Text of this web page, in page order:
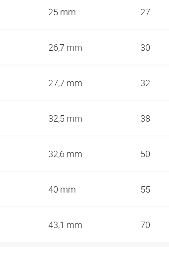
25 mm 27
26,7 mm 30
27,7 mm 32
32,5 mm 38
32,6 mm 50
40 mm 55
43,1 mm 70